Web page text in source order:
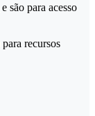
e são para acesso
para recursos